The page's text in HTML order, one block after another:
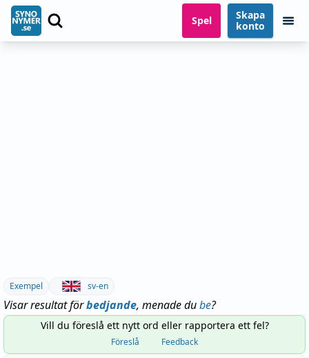
Spel
Skapa
konto
Exempel sv-en
Visar resultat förbedjande, menade dube?
Vill du föreslå ett nytt ord eller rapportera ett fel?
Föreslå Feedback